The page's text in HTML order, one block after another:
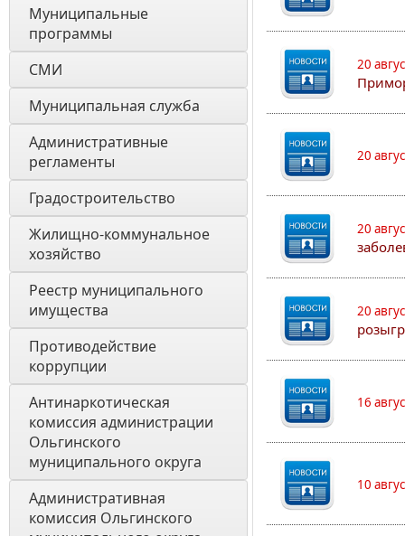
Муниципальные
программы
СМИ
Муниципальная служба
Административные
регламенты
Градостроительство
Жилищно-коммунальное
хозяйство
Реестр муниципального
имущества
Противодействие
коррупции
Антинаркотическая
комиссия администрации
Ольгинского
муниципального округа
Административная
комиссия Ольгинского
20
20
20
20
16
10